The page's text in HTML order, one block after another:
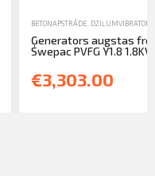
BETONAPSTRĀDE, DZIĻUMVIBRATORI
Ģenerators augstas
Swepac PVFG Y1.8
€3,303.00